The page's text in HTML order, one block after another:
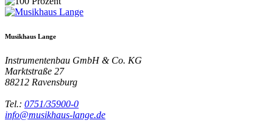
Musikhaus Lange
Instrumentenbau GmbH & Co. KG
Marktstraße 27
88212 Ravensburg
Tel.: 0751/35900-0
info@musikhaus-lange.de